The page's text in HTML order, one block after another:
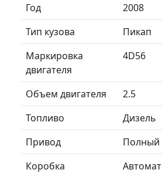
Год
2008
Тип кузова
Пикап
Маркировка
двигателя
4D56
Объем двигателя
2.5
Топливо
Дизель
Привод
Полный
Коробка
Автомат